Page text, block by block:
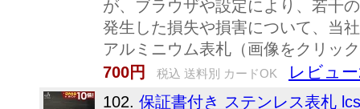
が、ブラウザや設定により、若干
発生した損失や損害について、当
アルミニウム表札（画像をクリッ
700円
税込 送料別 カードOK レビュ
102. 保証書付き ステンレス表札